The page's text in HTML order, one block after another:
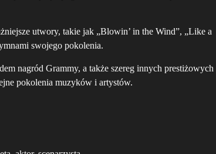
utwory, takie jak „Blowin’ in the Wind”, „Like a
swojego pokolenia.
nagród Grammy, a także szereg innych prestiżowych
pokolenia muzyków i artystów.